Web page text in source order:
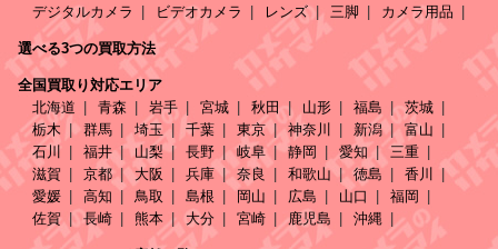
デジタルカメラ
ビデオカメラ レンズ 三脚 カメラ用品
選べる3つの買取方法
全国買取り対応エリア
北海道
青森 岩手 宮城 秋田 山形 福島
茨城
栃木
群馬 埼玉 千葉 東京 神奈川 新潟
富山
石川
福井 山梨 長野 岐阜 静岡 愛知
三重
滋賀
京都 大阪 兵庫 奈良 和歌山 徳島
香川
愛媛
高知 鳥取 島根 岡山 広島 山口
福岡
佐賀
長崎 熊本 大分 宮崎 鹿児島 沖縄